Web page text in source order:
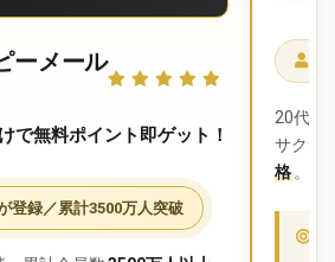
ーメール
で無料ポイント即ゲット！
登録／累計3500万人突破
20代を
サクサ
格 。ス